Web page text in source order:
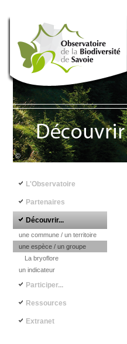
Aller au contenu principal
©
Navigation principale
L'Observatoire
Partenaires
Découvrir...
une commune / un territoire
une espèce / un groupe
La bryoflore
un indicateur
Participer...
Ressources
Extranet